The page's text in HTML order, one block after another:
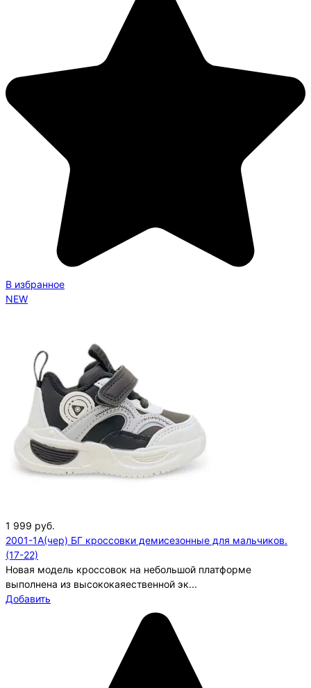
В избранное
NEW
1 999 руб.
2001-1A(чер) БГ кроссовки демисезонные для мальчиков.
(17-22)
Новая модель кроссовок на небольшой платформе
выполнена из высококаяественной эк...
Добавить